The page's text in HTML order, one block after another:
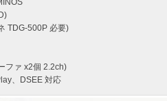
TDG-500P 必要)
ファ x2個 2.2ch)
、DSEE 対応